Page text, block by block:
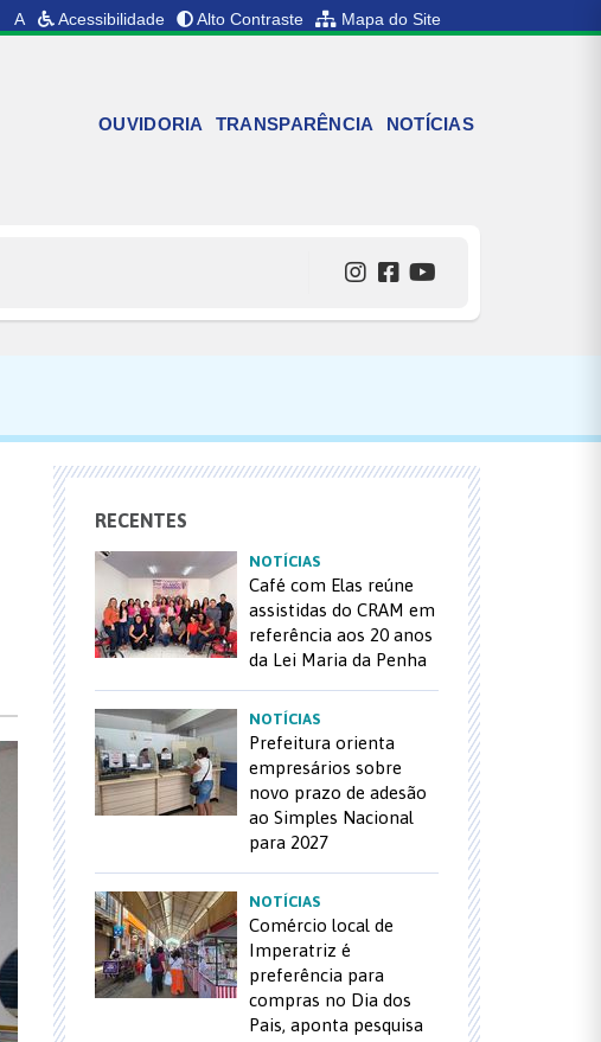
A Acessibilidade Alto Contraste Mapa do Site
OUVIDORIA TRANSPARÊNCIA NOTÍCIAS
RECENTES
NOTÍCIAS
Café com Elas reúne
assistidas do CRAM em
referência aos 20 anos
da Lei Maria da Penha
NOTÍCIAS
Prefeitura orienta
empresários sobre
novo prazo de adesão
ao Simples Nacional
para 2027
NOTÍCIAS
Comércio local de
Imperatriz é
preferência para
compras no Dia dos
Pais, aponta pesquisa